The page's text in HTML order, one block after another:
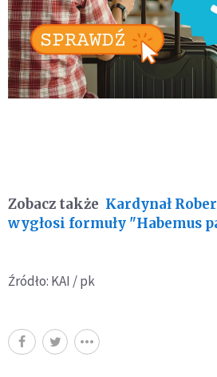
Zobacz także Kardynał
wygłosi formuły "Habemus
Źródło: KAI / pk